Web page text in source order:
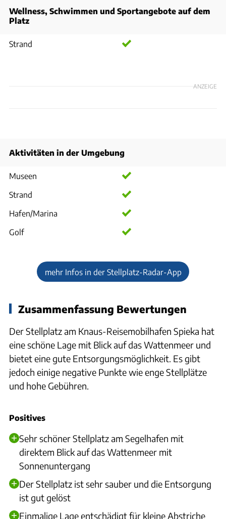
Wellness, Schwimmen und Sportangebote auf dem
Platz
Strand
ANZEIGE
Aktivitäten in der Umgebung
Museen
Strand
Hafen/Marina
Golf
mehr Infos in der Stellplatz-Radar-App
Zusammenfassung Bewertungen
Der Stellplatz am Knaus-Reisemobilhafen Spieka hat
eine schöne Lage mit Blick auf das Wattenmeer und
bietet eine gute Entsorgungsmöglichkeit. Es gibt
jedoch einige negative Punkte wie enge Stellplätze
und hohe Gebühren.
Positives
Sehr schöner Stellplatz am Segelhafen mit
direktem Blick auf das Wattenmeer mit
Sonnenuntergang
Der Stellplatz ist sehr sauber und die Entsorgung
ist gut gelöst
Einmalige Lage entschädigt für kleine Abstriche